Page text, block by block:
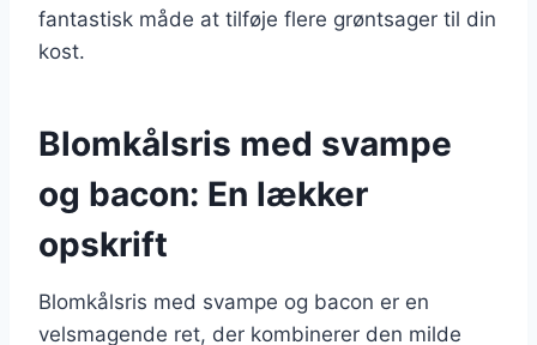
fantastisk måde at tilføje flere grøntsager til din
kost.
Blomkålsris med svampe
og bacon: En lækker
opskrift
Blomkålsris med svampe og bacon er en
velsmagende ret, der kombinerer den milde